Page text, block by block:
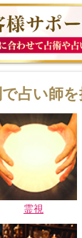
占い師
霊視